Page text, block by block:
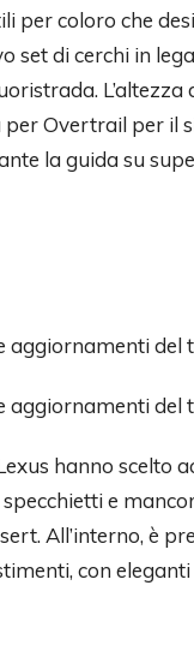
per coloro che
set di cerchi in
Overtrail per il
la guida su
hanno
e
All’interno, è
con